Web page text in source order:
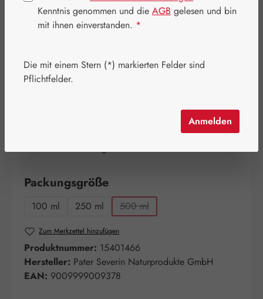
Regulärer Preis:
45,50 €
Packungsgrößeauswählen
100 ml 250 ml 500 ml
(Diese Option ist zurzeit nicht
Zum Merkzettel hinzufügen
Produktnummer: 15401466
Hersteller: Pater Severin Naturprodukte GmbH
EAN: 9009999009378
Kenntnis genommen und die AGB gelesen und bin
mit ihnen einverstanden. *
Die mit einem Stern (*) markierten Felder sind
Pflichtfelder.
Anmelden